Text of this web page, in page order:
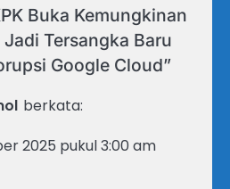
Buka Kemungkinan
Tersangka Baru
Google Cloud”
berkata:
2025 pukul 3:00 am